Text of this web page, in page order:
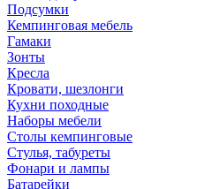
Подсумки
Кемпинговая мебель
Гамаки
Зонты
Кресла
Кровати, шезлонги
Кухни походные
Наборы мебели
Столы кемпинговые
Стулья, табуреты
Фонари и лампы
Батарейки